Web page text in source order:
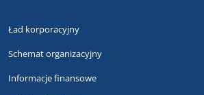
Ład korporacyjny
Schemat organizacyjny
Informacje finansowe